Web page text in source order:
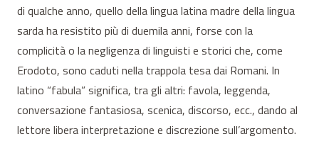
di qualche anno, quello della lingua latina madre della lingua
sarda ha resistito più di duemila anni, forse con la
complicità o la negligenza di linguisti e storici che, come
Erodoto, sono caduti nella trappola tesa dai Romani. In
latino “fabula” significa, tra gli altri: favola, leggenda,
conversazione fantasiosa, scenica, discorso, ecc., dando al
lettore libera interpretazione e discrezione sull’argomento.